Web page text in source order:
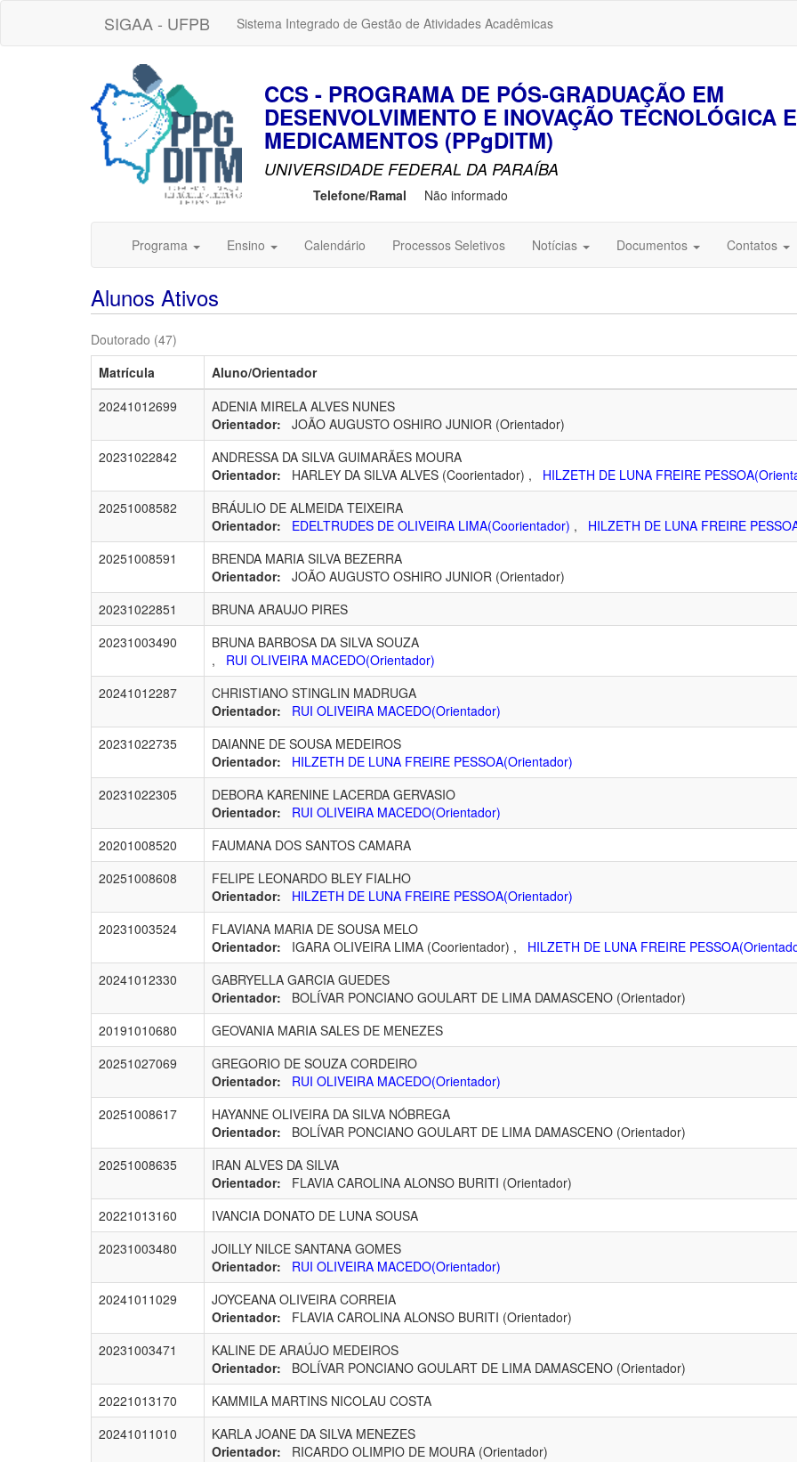
SIGAA - UFPB Sistema Integrado de Gestão de Atividades Acadêmicas
CCS - PROGRAMA DE PÓS-GRADUAÇÃO EM
DESENVOLVIMENTO E INOVAÇÃO TECNOLÓGICA
MEDICAMENTOS (PPgDITM)
UNIVERSIDADE FEDERAL DA PARAÍBA
Telefone/Ramal Não informado
Programa Ensino Calendário Processos Seletivos Notícias Documentos Contatos
Alunos Ativos
Doutorado (47)
Matrícula
Aluno/Orientador
20241012699
ADENIA MIRELA ALVES NUNES
Orientador: JOÃO AUGUSTO OSHIRO JUNIOR (Orientador)
20231022842
ANDRESSA DA SILVA GUIMARÃES MOURA
Orientador: HARLEY DA SILVA ALVES (Coorientador) , HILZETH DE LUNA FREIRE
20251008582
BRÁULIO DE ALMEIDA TEIXEIRA
Orientador:
EDELTRUDES DE OLIVEIRA LIMA(Coorientador) , HILZETH DE LUNA FREIRE
20251008591
BRENDA MARIA SILVA BEZERRA
Orientador: JOÃO AUGUSTO OSHIRO JUNIOR (Orientador)
20231022851
BRUNA ARAUJO PIRES
20231003490
BRUNA BARBOSA DA SILVA SOUZA
, RUI OLIVEIRA MACEDO(Orientador)
20241012287
CHRISTIANO STINGLIN MADRUGA
Orientador:
RUI OLIVEIRA MACEDO(Orientador)
20231022735
DAIANNE DE SOUSA MEDEIROS
Orientador:
HILZETH DE LUNA FREIRE PESSOA(Orientador)
20231022305
DEBORA KARENINE LACERDA GERVASIO
Orientador:
RUI OLIVEIRA MACEDO(Orientador)
20201008520
FAUMANA DOS SANTOS CAMARA
20251008608
FELIPE LEONARDO BLEY FIALHO
Orientador:
HILZETH DE LUNA FREIRE PESSOA(Orientador)
20231003524
FLAVIANA MARIA DE SOUSA MELO
Orientador: IGARA OLIVEIRA LIMA (Coorientador) , HILZETH DE LUNA FREIRE
20241012330
GABRYELLA GARCIA GUEDES
Orientador: BOLÍVAR PONCIANO GOULART DE LIMA DAMASCENO (Orientador)
20191010680
GEOVANIA MARIA SALES DE MENEZES
20251027069
GREGORIO DE SOUZA CORDEIRO
Orientador:
RUI OLIVEIRA MACEDO(Orientador)
20251008617
HAYANNE OLIVEIRA DA SILVA NÓBREGA
Orientador: BOLÍVAR PONCIANO GOULART DE LIMA DAMASCENO (Orientador)
20251008635
IRAN ALVES DA SILVA
Orientador: FLAVIA CAROLINA ALONSO BURITI (Orientador)
20221013160
IVANCIA DONATO DE LUNA SOUSA
20231003480
JOILLY NILCE SANTANA GOMES
Orientador:
RUI OLIVEIRA MACEDO(Orientador)
20241011029
JOYCEANA OLIVEIRA CORREIA
Orientador: FLAVIA CAROLINA ALONSO BURITI (Orientador)
20231003471
KALINE DE ARAÚJO MEDEIROS
Orientador: BOLÍVAR PONCIANO GOULART DE LIMA DAMASCENO (Orientador)
20221013170
KAMMILA MARTINS NICOLAU COSTA
20241011010
KARLA JOANE DA SILVA MENEZES
Orientador: RICARDO OLIMPIO DE MOURA (Orientador)